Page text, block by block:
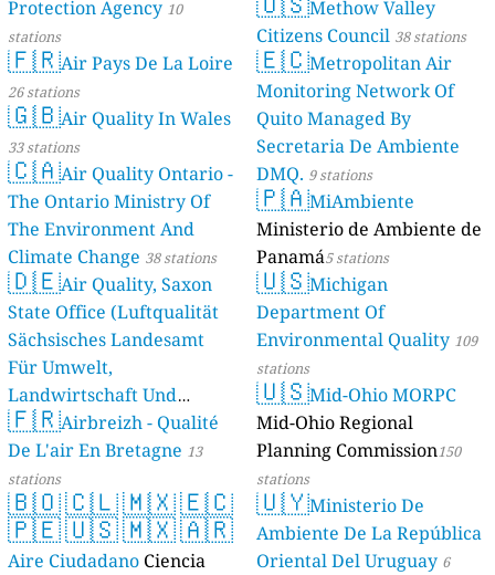
Protection Agency 10
stations
🇫🇷Air Pays De La Loire
26 stations
🇬🇧Air Quality In Wales
33 stations
🇨🇦Air Quality Ontario -
The Ontario Ministry Of
The Environment And
Climate Change 38 stations
🇩🇪Air Quality, Saxon
State Office (Luftqualität
Sächsisches Landesamt
Für Umwelt,
Landwirtschaft Und
Geologie) 50 stations
🇫🇷Airbreizh - Qualité
De L'air En Bretagne 13
stations
🇧🇴🇨🇱🇲🇽🇪🇨
🇵🇪🇺🇸🇲🇽🇦🇷
Aire Ciudadano Ciencia
Methow Valley
Citizens Council 38 stations
🇪🇨Metropolitan Air
Monitoring Network Of
Quito Managed By
Secretaria De Ambiente
DMQ. 9 stations
🇵🇦MiAmbiente
Ministerio de Ambiente de
Panamá5 stations
🇺🇸Michigan
Department Of
Environmental Quality 109
stations
🇺🇸Mid-Ohio MORPC
Mid-Ohio Regional
Planning Commission150
stations
🇺🇾Ministerio De
Ambiente De La República
Oriental Del Uruguay 6